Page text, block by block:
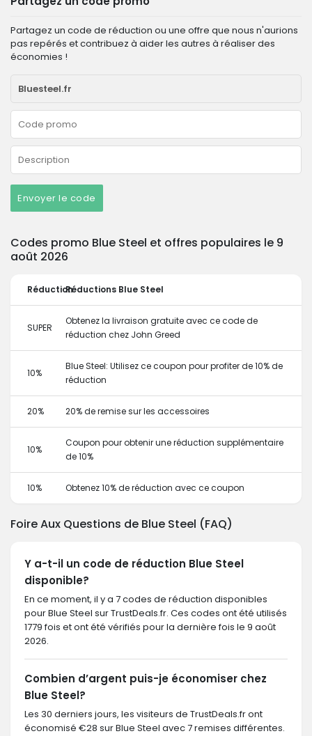
Partagez un code de réduction ou une offre que nous n'aurions
pas repérés et contribuez à aider les autres à réaliser des
économies !
Envoyer le code
Codes promo Blue Steel et offres populaires le 9
août 2026
RéductionRéductions Blue Steel
SUPER
Obtenez la livraison gratuite avec ce code de
réduction chez John Greed
10%
Blue Steel: Utilisez ce coupon pour profiter de 10% de
réduction
20% 20% de remise sur les accessoires
10%
Coupon pour obtenir une réduction supplémentaire
de 10%
10% Obtenez 10% de réduction avec ce coupon
Foire Aux Questions de Blue Steel (FAQ)
Y a-t-il un code de réduction Blue Steel
disponible?
En ce moment, il y a 7 codes de réduction disponibles
pour Blue Steel sur TrustDeals.fr. Ces codes ont été utilisés
1779 fois et ont été vérifiés pour la dernière fois le 9 août
2026.
Combien d’argent puis-je économiser chez
Blue Steel?
Les 30 derniers jours, les visiteurs de TrustDeals.fr ont
économisé €28 sur Blue Steel avec 7 remises différentes.